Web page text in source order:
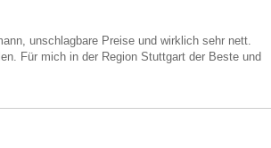
unschlagbare Preise und wirklich sehr nett.
Für mich in der Region Stuttgart der Beste und